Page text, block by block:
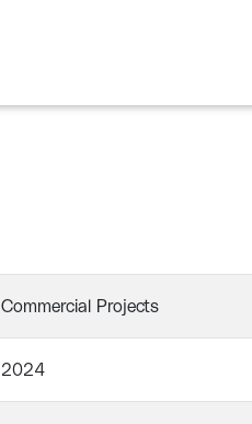
Commercial Projects
2024